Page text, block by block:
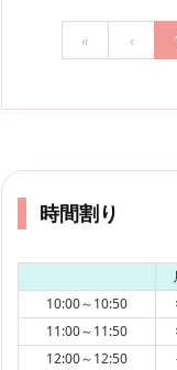
« ‹
時間割り
10:00～10:50
11:00～11:50
12:00～12:50